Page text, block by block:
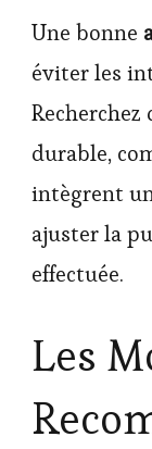
Une bonne
éviter les
durable,
intègrent
ajuster la
effectuée.
Les